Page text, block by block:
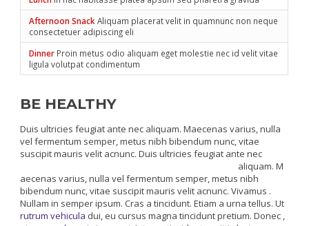
Afternoon Snack Aliquam placerat velit in quamnunc non neque
consectetuer adipiscing eli
Dinner Proin metus odio aliquam eget molestie nec id velit vitae
ligula volutpat condimentum
BE HEALTHY
Duis ultricies feugiat ante nec aliquam. Maecenas varius, nulla
vel fermentum semper, metus nibh bibendum nunc, vitae
suscipit mauris velit acnunc.Duis ultricies feugiat ante nec
aliquam. M
aecenas varius, nulla vel fermentum semper, metus nibh
bibendum nunc, vitae suscipit mauris velit acnunc. Vivamus .
Nullam in semper ipsum. Cras a tincidunt. Etiam a urna tellus. Ut
rutrum vehicula dui, eu cursus magna tincidunt pretium. Donec ,